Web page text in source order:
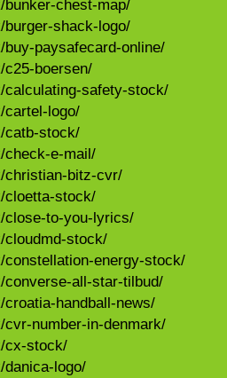
bunker-chest-map/
burger-shack-logo/
paysafecard-online/
c25-boersen/
calculating-safety-stock/
cartel-logo/
catb-stock/
check-e-mail/
christian-bitz-cvr/
cloetta-stock/
close-to-you-lyrics/
cloudmd-stock/
constellation-energy-stock/
converse-all-star-tilbud/
handball-news/
number-in-denmark/
cx-stock/
danica-logo/